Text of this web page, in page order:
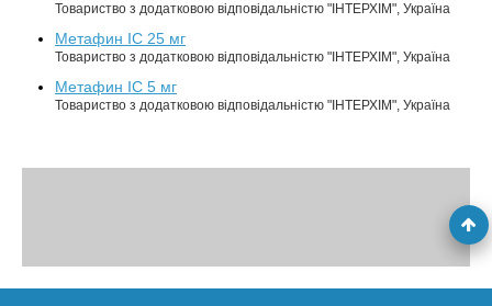
Товариство з додатковою відповідальністю "ІНТЕРХІМ", Україна
Метафин IC 25 мг
Товариство з додатковою відповідальністю "ІНТЕРХІМ", Україна
Метафин IC 5 мг
Товариство з додатковою відповідальністю "ІНТЕРХІМ", Україна